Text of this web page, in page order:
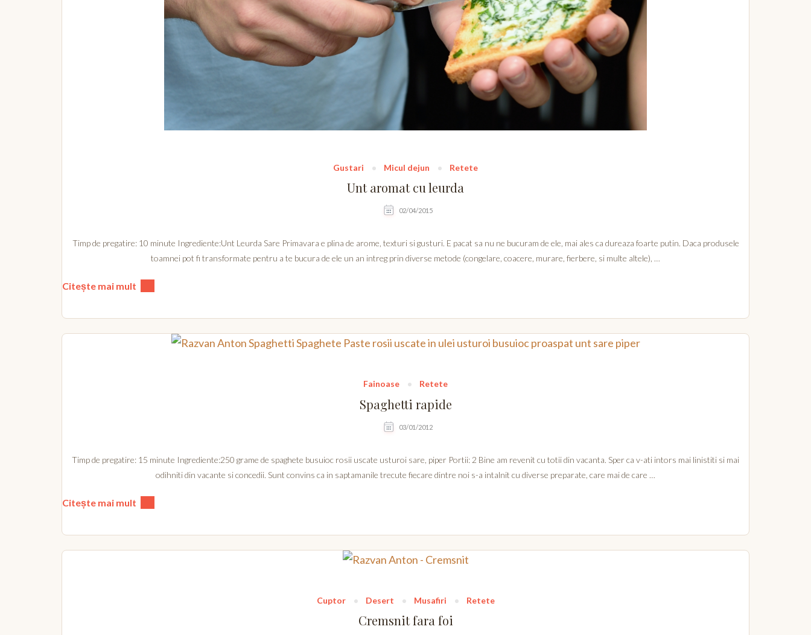
Gustari Micul dejun Retete
Unt aromat cu leurda
02/04/2015
Timp de pregatire: 10 minute Ingrediente:Unt Leurda Sare Primavara e plina de arome, texturi si gusturi. E pacat sa nu ne bucuram de ele, mai ales ca dureaza foarte putin. Daca produsele
toamnei pot fi transformate pentru a te bucura de ele un an intreg prin diverse metode (congelare, coacere, murare, fierbere, si multe altele), …
Citește mai mult
Fainoase Retete
Spaghetti rapide
03/01/2012
Timp de pregatire: 15 minute Ingrediente:250 grame de spaghete busuioc rosii uscate usturoi sare, piper Portii: 2 Bine am revenit cu totii din vacanta. Sper ca v-ati intors mai linistiti si mai
odihniti din vacante si concedii. Sunt convins ca in saptamanile trecute fiecare dintre noi s-a intalnit cu diverse preparate, care mai de care …
Citește mai mult
Cuptor Desert Musafiri Retete
Cremsnit fara foi